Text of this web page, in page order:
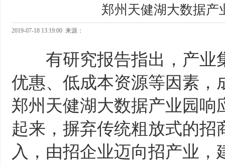
郑州天健湖大数据产
2019-07-18 13:19:00 来源：
有研究报告指出，产业
优惠、低成本资源等因素，
郑州天健湖大数据产业园
起来，摒弃传统粗放式的
入，由招企业迈向招产业